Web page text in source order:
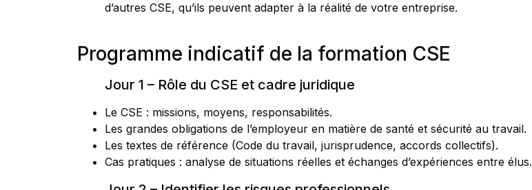
d’autres CSE, qu’ils peuvent adapter à la réalité de votre entreprise.
Programme indicatif de la formation CSE
Jour 1 – Rôle du CSE et cadre juridique
Le CSE : missions, moyens, responsabilités.
Les grandes obligations de l’employeur en matière de santé et sécurité au travail.
Les textes de référence (Code du travail, jurisprudence, accords collectifs).
Cas pratiques : analyse de situations réelles et échanges d’expériences entre élus.